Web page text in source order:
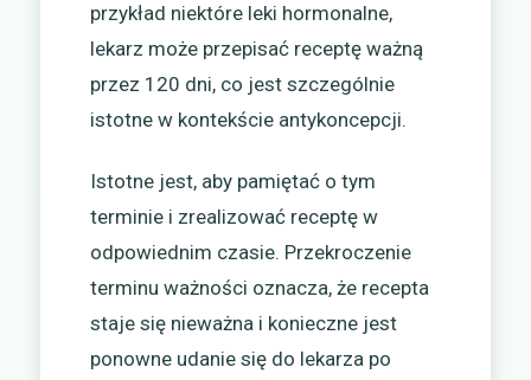
przykład niektóre leki hormonalne,
lekarz może przepisać receptę ważną
przez 120 dni, co jest szczególnie
istotne w kontekście antykoncepcji.
Istotne jest, aby pamiętać o tym
terminie i zrealizować receptę w
odpowiednim czasie. Przekroczenie
terminu ważności oznacza, że recepta
staje się nieważna i konieczne jest
ponowne udanie się do lekarza po